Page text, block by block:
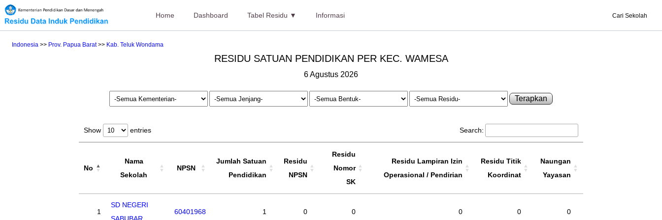
Home Dashboard Tabel Residu ▼ Informasi Cari Sekolah
Indonesia >> Prov. Papua Barat>> Kab. Teluk Wondama
RESIDU SATUAN PENDIDIKAN PER KEC. WAMESA
6 Agustus 2026
Terapkan
Show entries Search:
No
Nama
Sekolah
NPSN
Jumlah Satuan
Pendidikan
Residu
NPSN
Residu
Nomor
SK
Residu Lampiran Izin
Operasional / Pendirian
Residu Titik
Koordinat
Naungan
Yayasan
1
SD NEGERI
60401968 1 0 0 0 0 0